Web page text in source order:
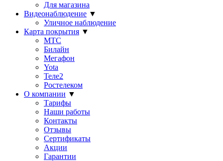
Для магазина
Видеонаблюдение ▼
Уличное наблюдение
Карта покрытия ▼
МТС
Билайн
Мегафон
Yota
Теле2
Ростелеком
О компании ▼
Тарифы
Наши работы
Контакты
Отзывы
Сертификаты
Акции
Гарантии